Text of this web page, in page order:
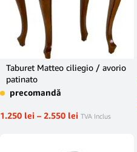
Taburet Matteo ciliegio / avorio
patinato
precomandă
1.250 lei – 2.550 lei TVA Inclus